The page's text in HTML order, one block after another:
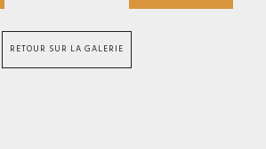
RETOUR SUR LA GALERIE